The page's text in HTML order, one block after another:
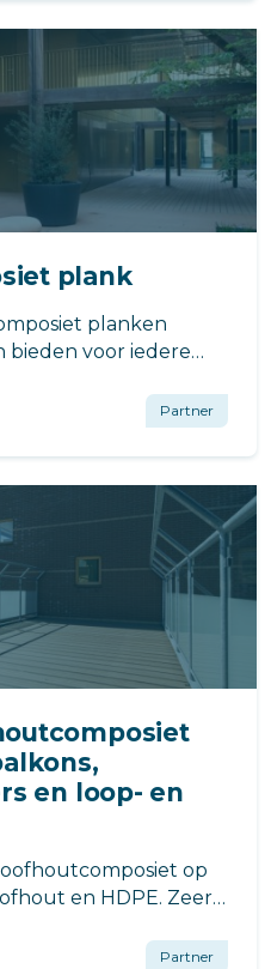
plank
planken
bieden voor iedere
Partner
en loop- en
op
en HDPE. Zeer
na de lange
Partner